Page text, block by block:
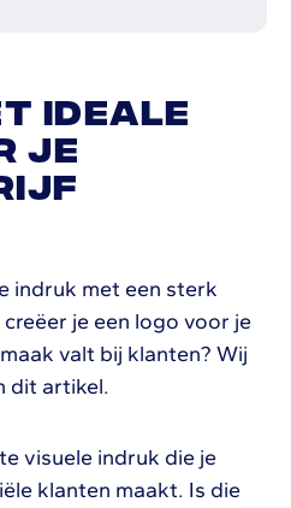
ideale
je
indruk met een sterk
je een logo voor je
valt bij klanten? Wij
dit artikel.
visuele indruk die je
klanten maakt. Is die